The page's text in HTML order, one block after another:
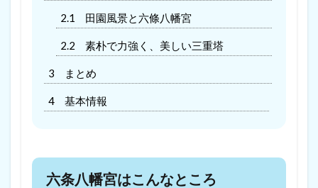
2.1 田園風景と六條八幡宮
2.2 素朴で力強く、美しい三重塔
3 まとめ
4 基本情報
六条八幡宮はこんなところ